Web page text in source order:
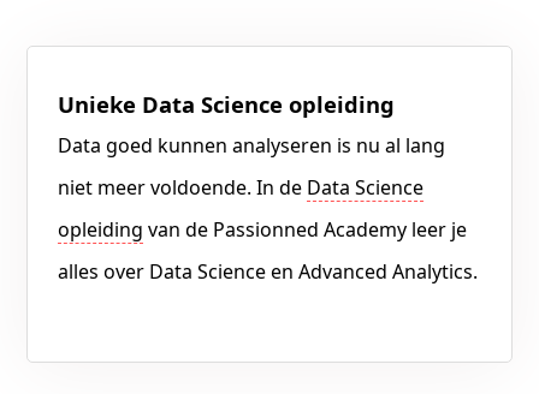
Unieke Data Science opleiding
Data goed kunnen analyseren is nu al lang
niet meer voldoende. In de Data Science
opleiding van de Passionned Academy leer je
alles over Data Science en Advanced Analytics.